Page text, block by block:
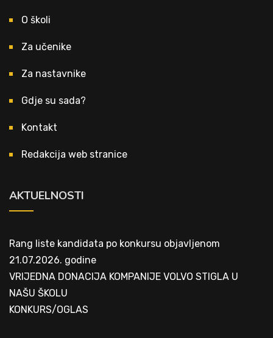
O školi
Za učenike
Za nastavnike
Gdje su sada?
Kontakt
Redakcija web stranice
AKTUELNOSTI
Rang liste kandidata po konkursu objavljenom
21.07.2026. godine
VRIJEDNA DONACIJA KOMPANIJE VOLVO STIGLA U
NAŠU ŠKOLU
KONKURS/OGLAS